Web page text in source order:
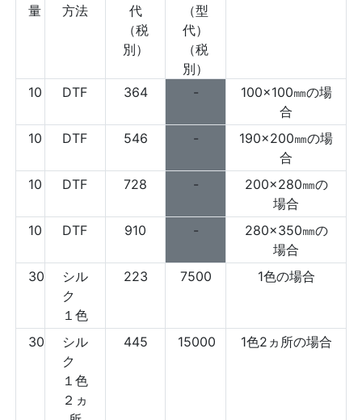
量
方法
代
（税
別）
（型
代）
（税
別）
10 DTF 364 -
100×100㎜の場
合
10
DTF 546 -
190×200㎜の場
合
10
DTF 728 -
200×280㎜の
場合
10
DTF 910 -
280×350㎜の
場合
30
シル
ク
１色
223 7500 1色の場合
30
シル
ク
１色
２ヵ
445 15000 1色2ヵ所の場合